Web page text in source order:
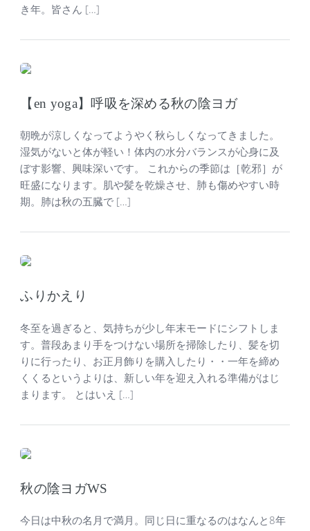
き年。皆さん […]
【en yoga】呼吸を深める秋の陰ヨガ
朝晩が涼しくなってようやく秋らしくなってきました。
湿気がないと体が軽い！体内の水分バランスが心身に及
ぼす影響、興味深いです。 これからの季節は［乾邪］が
旺盛になります。肌や髪を乾燥させ、肺も傷めやすい時
期。肺は秋の五臓で […]
ふりかえり
冬至を過ぎると、気持ちが少し年末モードにシフトしま
す。普段あまり手をつけない場所を掃除したり、髪を切
りに行ったり、お正月飾りを購入したり・・一年を締め
くくるというよりは、新しい年を迎え入れる準備がはじ
まります。 とはいえ […]
秋の陰ヨガWS
今日は中秋の名月で満月。同じ日に重なるのはなんと8年